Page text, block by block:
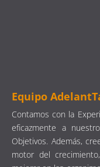
Equipo
Contamos con la
eficazmente a
Objetivos. Además,
motor del